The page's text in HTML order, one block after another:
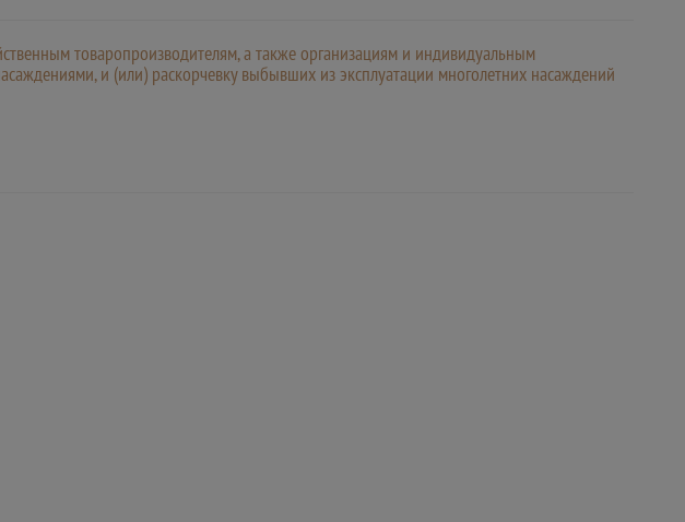
товаропроизводителям, а также организациям и индивидуальным
и (или) раскорчевку выбывших из эксплуатации многолетних насаждений